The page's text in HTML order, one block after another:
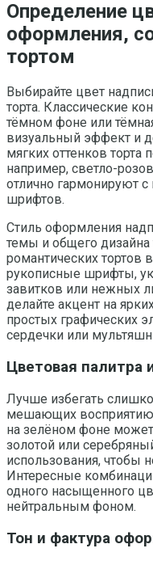
Определение
оформления,
тортом
Выбирайте цвет
торта. Классические
тёмном фоне или
визуальный эффект и
мягких оттенков торта
например, светло-
отлично гармонируют
шрифтов.
Стиль оформления
темы и общего
романтических тортов
рукописные шрифты,
завитков или нежных
делайте акцент на
простых графических
сердечки или
Цветовая палитра
Лучше избегать
мешающих восприятию
на зелёном фоне
золотой или
использования, чтобы
Интересные
одного насыщенного
нейтральным фоном.
Тон и фактура